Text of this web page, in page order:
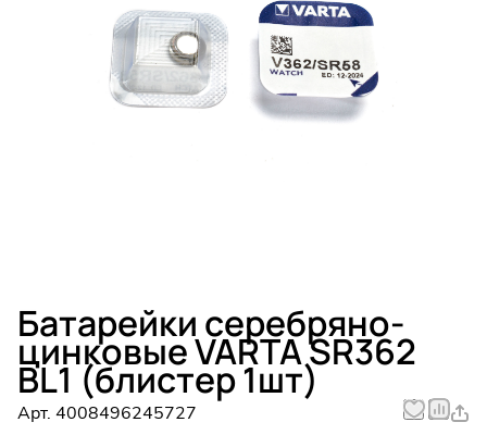
Батарейки серебряно-
цинковые VARTA SR362
BL1 (блистер 1шт)
Арт. 4008496245727